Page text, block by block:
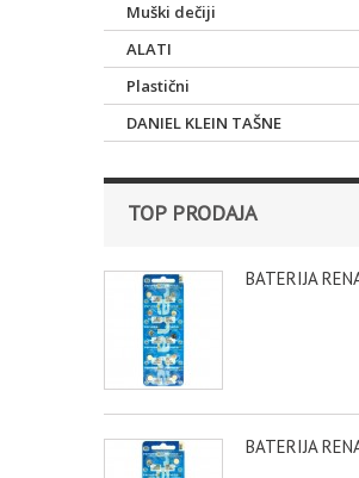
Muški dečiji
ALATI
Plastični
DANIEL KLEIN TAŠNE
TOP PRODAJA
BATERIJA
BATERIJA